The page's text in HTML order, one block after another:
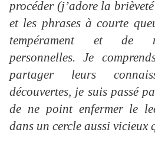
procéder (j’adore la
et les phrases à courte
tempérament et de
personnelles. Je
partager leurs
découvertes, je suis passé
de ne point enfermer le
dans un cercle aussi vicieux